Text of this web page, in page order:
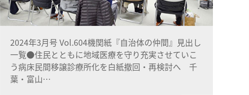
2024年3月号 Vol.604機関紙『自治体の仲間』見出し
一覧●住民とともに地域医療を守り充実させていこ
う病床民間移譲診療所化を白紙撤回・再検討へ 千
葉・富山…